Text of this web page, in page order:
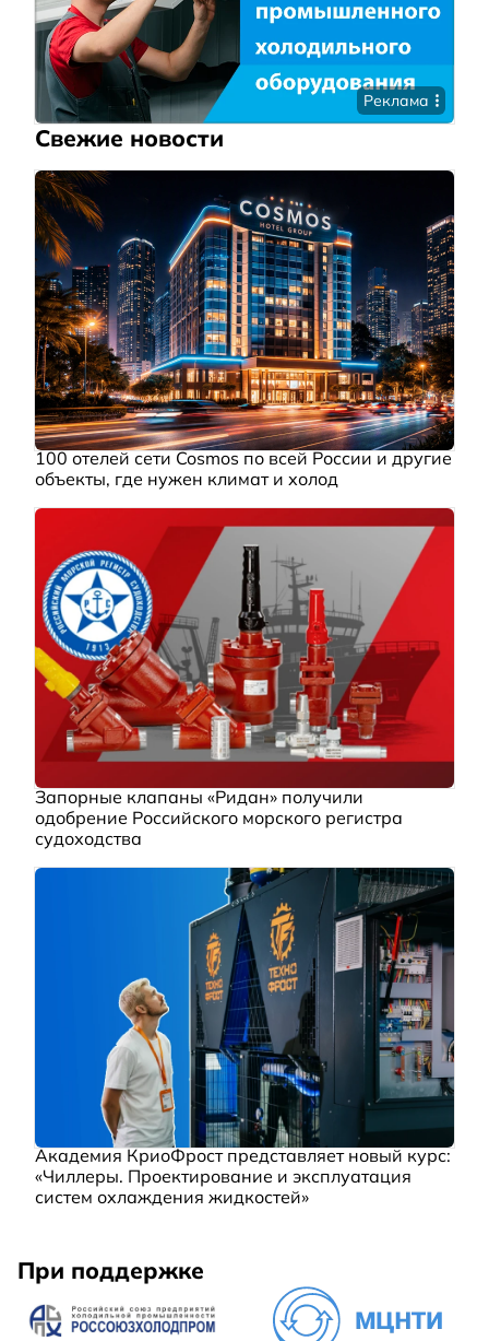
Реклама
Свежие новости
100 отелей сети Cosmos по всей России и другие
объекты, где нужен климат и холод
Запорные клапаны «Ридан» получили
одобрение Российского морского регистра
судоходства
Академия КриоФрост представляет новый курс:
«Чиллеры. Проектирование и эксплуатация
систем охлаждения жидкостей»
При поддержке